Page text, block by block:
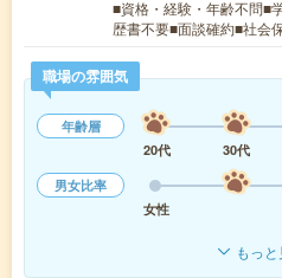
■資格・経験・年齢不問■
歴書不要■面談確約■社会
職場の雰囲気
年齢層
20代
30代
男女比率
女性
もっ